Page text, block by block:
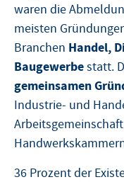
waren die
meisten
Branchen Handel,
Baugewerbestatt.
gemeinsamen
Industrie- und
36 Prozent der